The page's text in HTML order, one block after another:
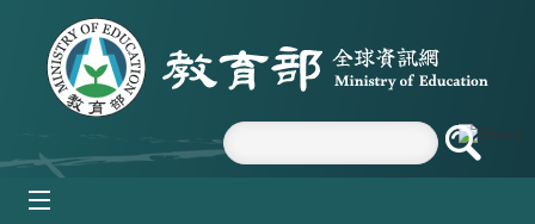
跳到主要內容區塊